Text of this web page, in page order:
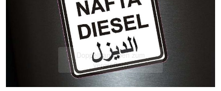
Doppelt antippen zum
vergrößern